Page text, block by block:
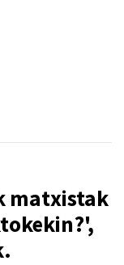
matxistak